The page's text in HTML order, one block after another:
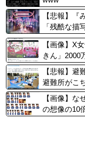
【悲報】『
「残酷な描
され、アニ
【画像】X
きん」2000
【悲報】避
避難所がこ
【画像】な
の想像の10